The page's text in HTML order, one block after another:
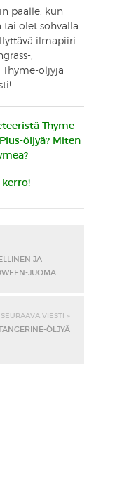
päälle, kun
tai olet sohvalla
ilmapiiri
,
öljyjä
Thyme-
öljyä? Miten
JA
JUOMA
SEURAAVA VIESTI »
ÖLJYÄ